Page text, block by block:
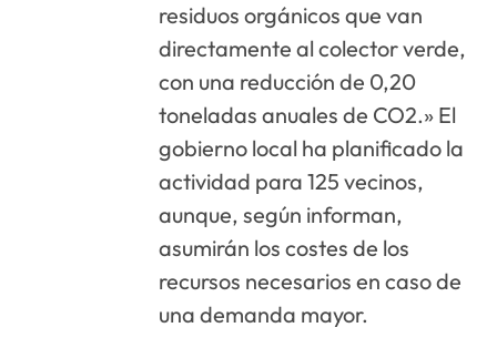
residuos orgánicos que van
directamente al colector verde,
con una reducción de 0,20
toneladas anuales de CO2.» El
gobierno local ha planificado la
actividad para 125 vecinos,
aunque, según informan,
asumirán los costes de los
recursos necesarios en caso de
una demanda mayor.